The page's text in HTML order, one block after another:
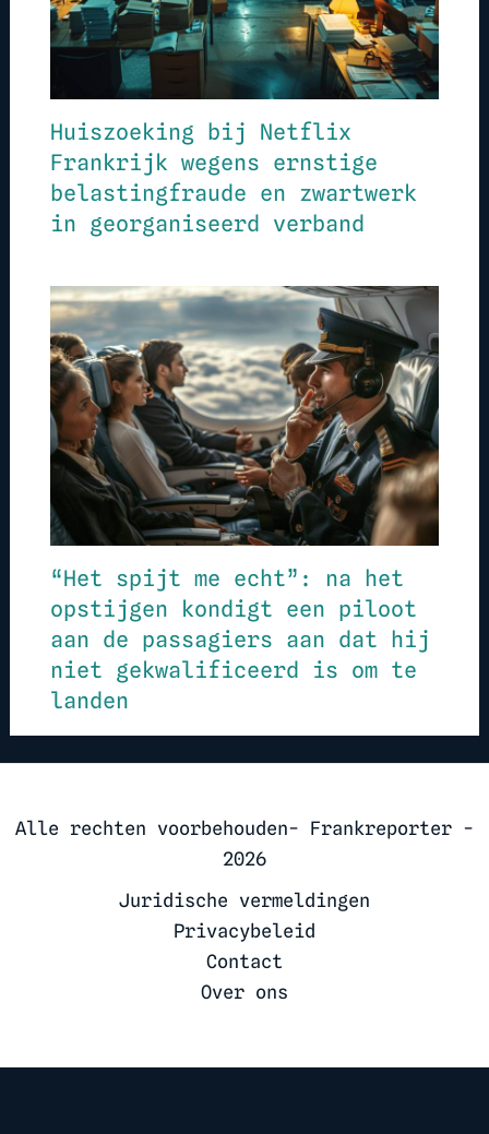
Huiszoeking bij Netflix
Frankrijk wegens ernstige
belastingfraude en zwartwerk
in georganiseerd verband
“Het spijt me echt”: na het
opstijgen kondigt een piloot
aan de passagiers aan dat hij
niet gekwalificeerd is om te
landen
Alle rechten voorbehouden- Frankreporter -
2026
Juridische vermeldingen
Privacybeleid
Contact
Over ons